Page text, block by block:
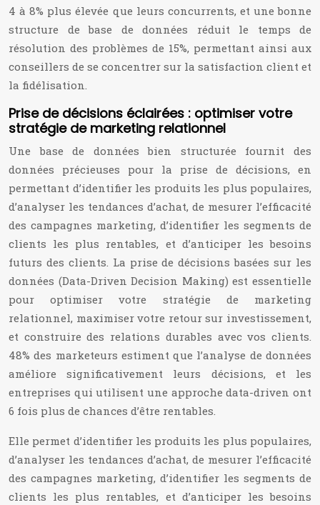
4 à 8% plus élevée que leurs concurrents, et une bonne
structure de base de données réduit le temps de
résolution des problèmes de 15%, permettant ainsi aux
conseillers de se concentrer sur la satisfaction client et
la fidélisation.
Prise de décisions éclairées : optimiser votre
stratégie de marketing relationnel
Une base de données bien structurée fournit des
données précieuses pour la prise de décisions, en
permettant d’identifier les produits les plus populaires,
d’analyser les tendances d’achat, de mesurer l’efficacité
des campagnes marketing, d’identifier les segments de
clients les plus rentables, et d’anticiper les besoins
futurs des clients. La prise de décisions basées sur les
données (Data-Driven Decision Making) est essentielle
pour optimiser votre stratégie de marketing
relationnel, maximiser votre retour sur investissement,
et construire des relations durables avec vos clients.
48% des marketeurs estiment que l’analyse de données
améliore significativement leurs décisions, et les
entreprises qui utilisent une approche data-driven ont
6 fois plus de chances d’être rentables.
Elle permet d’identifier les produits les plus populaires,
d’analyser les tendances d’achat, de mesurer l’efficacité
des campagnes marketing, d’identifier les segments de
clients les plus rentables, et d’anticiper les besoins